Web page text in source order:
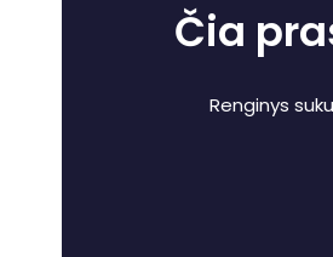
Čia
Renginys